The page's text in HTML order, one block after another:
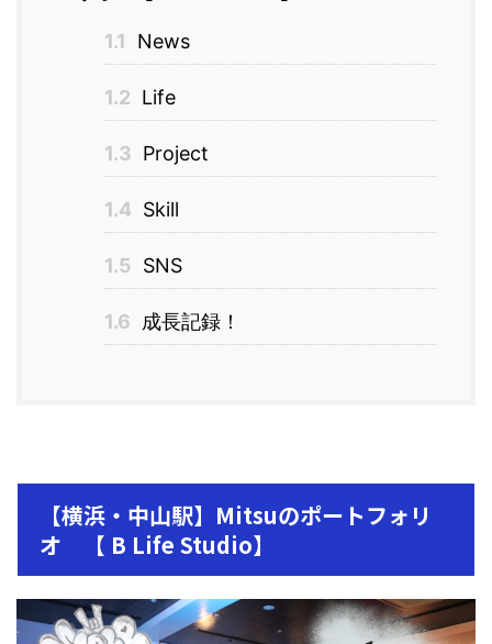
1.1 News
1.2 Life
1.3 Project
1.4 Skill
1.5 SNS
1.6 成長記録！
【横浜・中山駅】Mitsuのポートフォリ
オ 【 B Life Studio】